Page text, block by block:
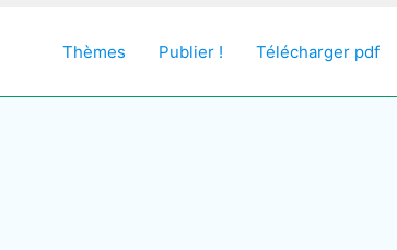
Thèmes Publier ! Télécharger pdf